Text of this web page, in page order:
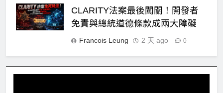
CLARITY法案最後闖關！開發者
免責與總統道德條款成兩大障礙
Francois Leung 2 天 ago 0